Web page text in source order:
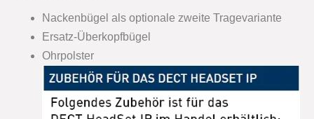
Nackenbügel als optionale zweite Tragevariante
Ersatz-Überkopfbügel
Ohrpolster